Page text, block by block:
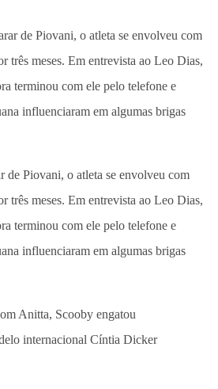
de Piovani, o atleta se envolveu com
três meses. Em entrevista ao Leo Dias,
terminou com ele pelo telefone e
influenciaram em algumas brigas